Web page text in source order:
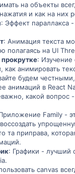
на объекты
и как на них
: Эффект параллакса
: Анимация текста
полагаясь на UI
: Изучение
анимировать
будем
анимаций в React
какой вопрос
Family -
та приправа,
: Графики - лучший
canvas